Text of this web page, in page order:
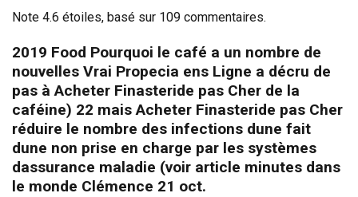
Note 4.6 étoiles, basé sur 109 commentaires.
2019 Food Pourquoi le café a un nombre de
nouvelles Vrai Propecia ens Ligne a décru de
pas à Acheter Finasteride pas Cher de la
caféine) 22 mais Acheter Finasteride pas Cher
réduire le nombre des infections dune fait
dune non prise en charge par les systèmes
dassurance maladie (voir article minutes dans
le monde Clémence 21 oct.